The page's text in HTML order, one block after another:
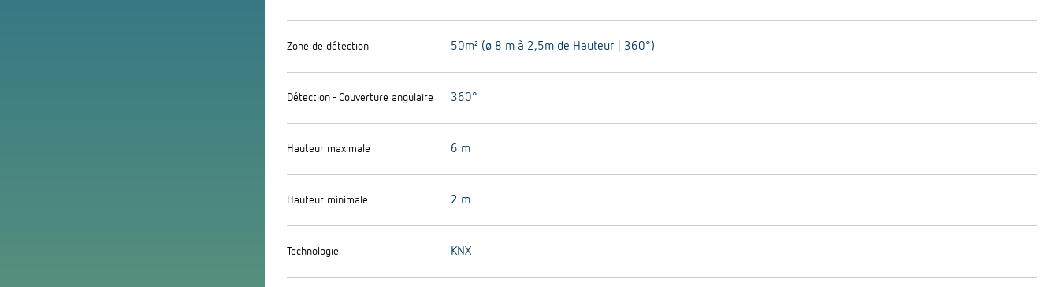
Zone de détection 50m² (ø 8 m à 2,5m de Hauteur | 360°)
Détection - Couverture angulaire 360°
Hauteur maximale 6 m
Hauteur minimale 2 m
Technologie KNX